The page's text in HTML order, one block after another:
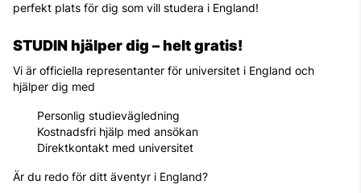
perfekt plats för dig som vill studera i England!
STUDIN hjälper dig – helt gratis!
Vi är officiella representanter för universitet i England och
hjälper dig med
Personlig studievägledning
Kostnadsfri hjälp med ansökan
Direktkontakt med universitet
Är du redo för ditt äventyr i England?